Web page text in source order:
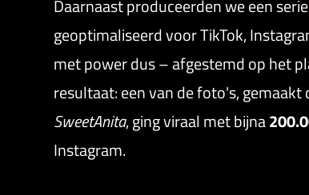
Daarnaast produceerden we een
geoptimaliseerd voor TikTok,
met power dus – afgestemd op het
resultaat: een van de foto's,
SweetAnita, ging viraal met bijna
Instagram.